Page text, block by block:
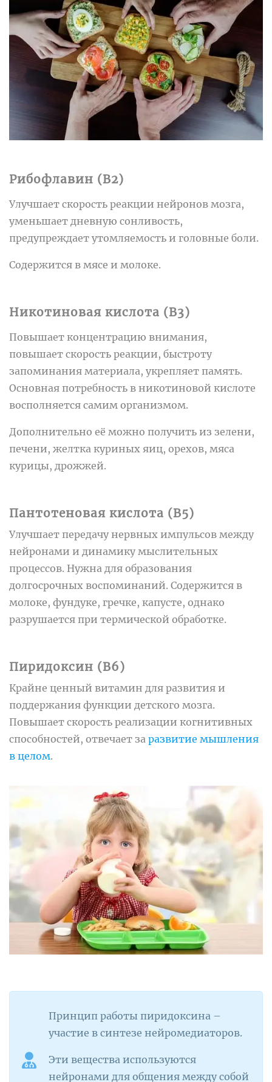
Рибофлавин (B2)
Улучшает скорость реакции нейронов мозга,
уменьшает дневную сонливость,
предупреждает утомляемость и головные боли.
Содержится в мясе и молоке.
Никотиновая кислота (B3)
Повышает концентрацию внимания,
повышает скорость реакции, быстроту
запоминания материала, укрепляет память.
Основная потребность в никотиновой кислоте
восполняется самим организмом.
Дополнительно её можно получить из зелени,
печени, желтка куриных яиц, орехов, мяса
курицы, дрожжей.
Пантотеновая кислота (B5)
Улучшает передачу нервных импульсов между
нейронами и динамику мыслительных
процессов. Нужна для образования
долгосрочных воспоминаний. Содержится в
молоке, фундуке, гречке, капусте, однако
разрушается при термической обработке.
Пиридоксин (B6)
Крайне ценный витамин для развития и
поддержания функции детского мозга.
Повышает скорость реализации когнитивных
способностей, отвечает за развитие мышления
в целом.
Принцип работы пиридоксина –
участие в синтезе нейромедиаторов.
Эти вещества используются
нейронами для общения между собой